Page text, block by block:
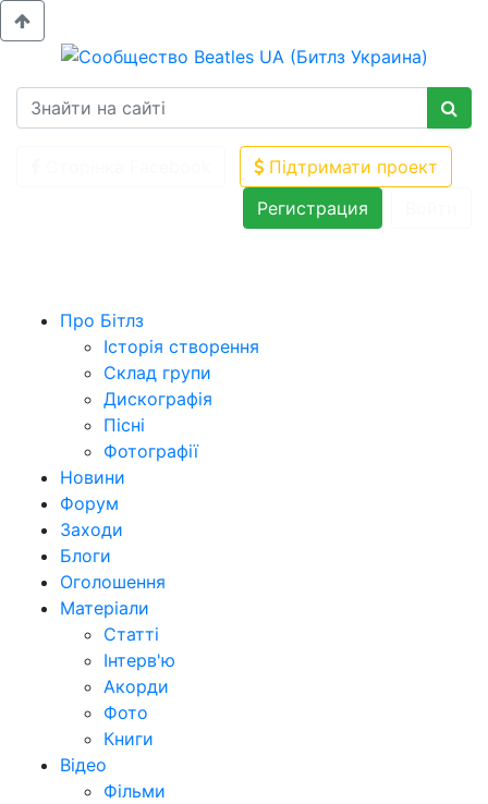
Підтримати проект
Регистрация
Про Бітлз
Історія створення
Склад групи
Дискографія
Пісні
Фотографії
Новини
Форум
Заходи
Блоги
Оголошення
Матеріали
Статті
Інтерв'ю
Акорди
Фото
Книги
Відео
Фільми